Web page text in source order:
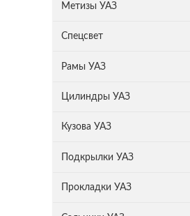
Метизы УАЗ
Спецсвет
Рамы УАЗ
Цилиндры УАЗ
Кузова УАЗ
Подкрылки УАЗ
Прокладки УАЗ